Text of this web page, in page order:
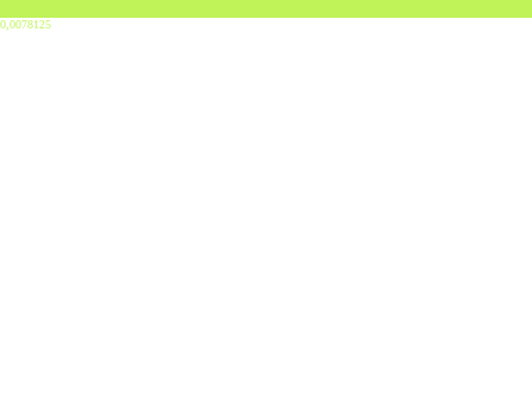
0,0078125